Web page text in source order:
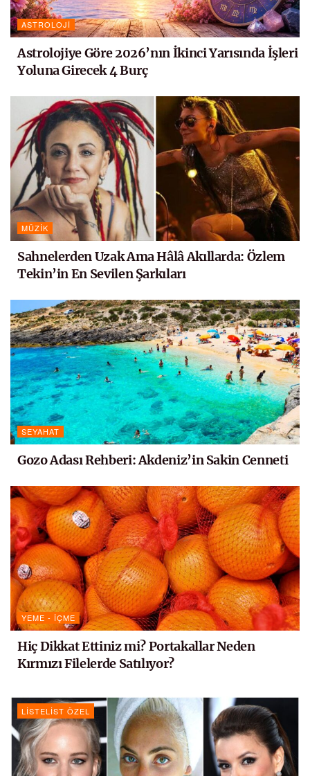
ASTROLOJI
Astrolojiye Göre 2026’nın İkinci Yarısında İşleri
Yoluna Girecek 4 Burç
MÜZIK
Sahnelerden Uzak Ama Hâlâ Akıllarda: Özlem
Tekin’in En Sevilen Şarkıları
SEYAHAT
Gozo Adası Rehberi: Akdeniz’in Sakin Cenneti
YEME - İÇME
Hiç Dikkat Ettiniz mi? Portakallar Neden
Kırmızı Filelerde Satılıyor?
LISTELIST ÖZEL